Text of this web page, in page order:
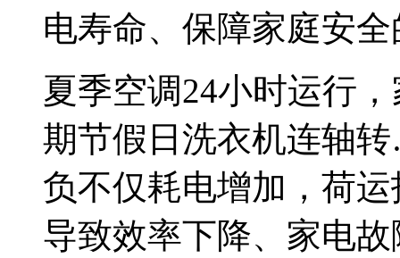
电寿命、保障家庭安全
夏季空调24小时运行
期节假日洗衣机连轴
负不仅耗电增加，荷
导致效率下降、家电